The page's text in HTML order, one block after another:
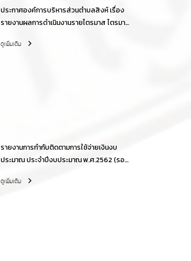
ประกาศองค์การบริหารส่วนตำบลสิงห์ เรื่อง
รายงานผลการดำเนินงานรายไตรมาส ไตรมาส
ดูเพิ่มเติม
รายงานการกำกับติดตามการใช้จ่ายเงินงบ
ประมาณ ประจำปีงบประมาณ พ.ศ.2562 (รอบ
ดูเพิ่มเติม